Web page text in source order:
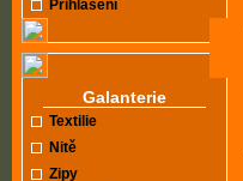
Přihlášení
Galanterie
Textilie
Nitě
Zipy